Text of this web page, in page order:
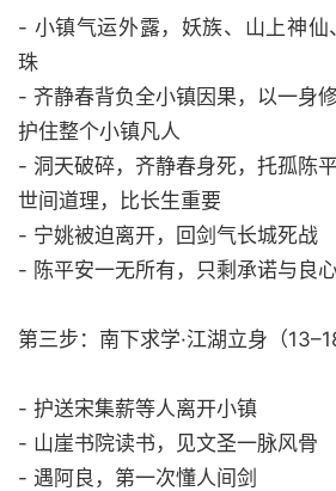
- 小镇气运外露，妖族、山上神仙
珠
- 齐静春背负全小镇因果，以一身
护住整个小镇凡人
- 洞天破碎，齐静春身死，托孤陈平
世间道理，比长生重要
- 宁姚被迫离开，回剑气长城死战
- 陈平安一无所有，只剩承诺与良
第三步：南下求学·江湖立身（
- 护送宋集薪等人离开小镇
- 山崖书院读书，见文圣一脉风骨
- 遇阿良，第一次懂人间剑